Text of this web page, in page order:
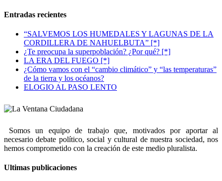
Entradas recientes
“SALVEMOS LOS HUMEDALES Y LAGUNAS DE LA
CORDILLERA DE NAHUELBUTA” [*]
¿Te preocupa la superpoblación? ¿Por qué? [*]
LA ERA DEL FUEGO [*]
¿Cómo vamos con el “cambio climático” y “las temperaturas”
de la tierra y los océanos?
ELOGIO AL PASO LENTO
Somos un equipo de trabajo que, motivados por aportar al
necesario debate político, social y cultural de nuestra sociedad, nos
hemos comprometido con la creación de este medio pluralista.
Ultimas publicaciones